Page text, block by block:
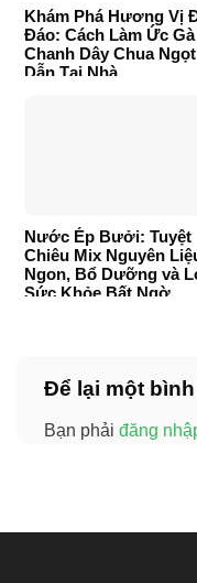
Khám Phá Hương Vị
Đáo: Cách Làm Ức
Chanh Dây Chua
Dẫn Tại Nhà
Nước Ép Bưởi: Tuyệt
Chiêu Mix Nguyên
Ngon, Bổ Dưỡng và
Sức Khỏe Bất Ngờ
Để lại một
Bạn phải đăng